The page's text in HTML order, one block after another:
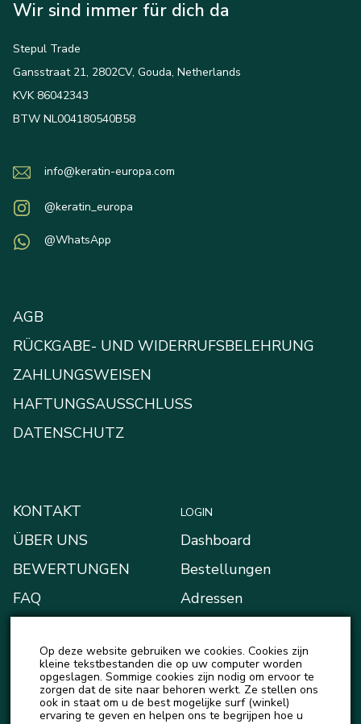
Wir sind immer für dich da
Stepul Trade
Gansstraat 21, 2802CV, Gouda, Netherlands
KVK 86042343
BTW NL004180540B58
info@keratin-europa.com
@keratin_europa
@WhatsApp
AGB
RÜCKGABE- UND WIDERRUFSBELEHRUNG
ZAHLUNGSWEISEN
HAFTUNGSAUSSCHLUSS
DATENSCHUTZ
KONTAKT
ÜBER UNS
BEWERTUNGEN
FAQ
NEUIGKEITEN
LOGIN
Dashboard
Bestellungen
Adressen
Mein Portemonnaie
Kontodetails
Ausloggen
Op deze website gebruiken we cookies. Cookies zijn
kleine tekstbestanden die op uw computer worden
opgeslagen. Sommige cookies zijn nodig om ervoor te
zorgen dat de site naar behoren werkt. Ze stellen ons
ook in staat om u de best mogelijke surf (winkel)
ervaring te geven en helpen ons te begrijpen hoe u